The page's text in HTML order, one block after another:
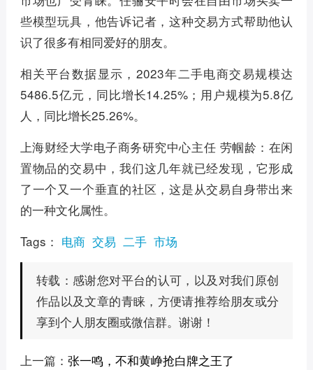
些模型玩具，他告诉记者，这种交易方式帮助他认
识了很多有相同爱好的朋友。
相关平台数据显示，2023年二手电商交易规模达
5486.5亿元，同比增长14.25%；用户规模为5.8亿
人，同比增长25.26%。
上海财经大学电子商务研究中心主任 劳帼龄：在闲
置物品的交易中，我们这几年就已经发现，它形成
了一个又一个垂直的社区，这是从交易自身带出来
的一种文化属性。
Tags： 电商 交易 二手 市场
转载： 感谢您对平台的认可，以及对我们原创
作品以及文章的青睐，方便请推荐给朋友或分
享到个人朋友圈或微信群。谢谢！
上一篇： 张一鸣，不和黄峥抢白牌之王了